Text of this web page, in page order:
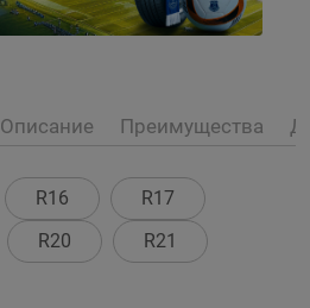
Описание Преимущества
R16
R17
R20
R21